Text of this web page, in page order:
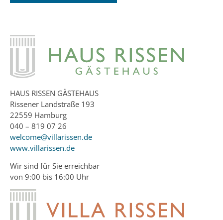
HAUS RISSEN GÄSTEHAUS
Rissener Landstraße 193
22559 Hamburg
040 – 819 07 26
welcome@villarissen.de
www.villarissen.de
Wir sind für Sie erreichbar
von 9:00 bis 16:00 Uhr